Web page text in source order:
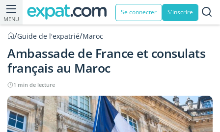
MENU
Se connecter S'inscrire
/Guide de l'expatrié/Maroc
Ambassade de France et consulats
français au Maroc
1 min de lecture